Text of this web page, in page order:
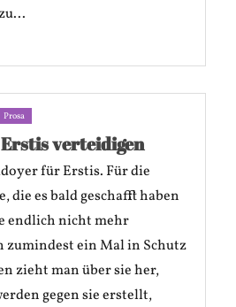
Prosa
verteidigen
für Erstis. Für die
die es bald geschafft haben
endlich nicht mehr
zumindest ein Mal in Schutz
zieht man über sie her,
gegen sie erstellt,